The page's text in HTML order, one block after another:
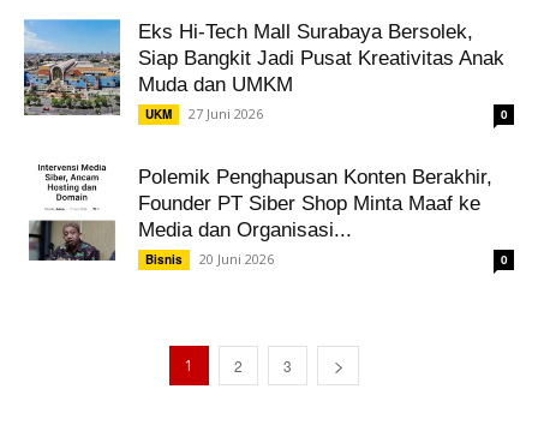
Eks Hi-Tech Mall Surabaya Bersolek,
Siap Bangkit Jadi Pusat Kreativitas Anak
Muda dan UMKM
UKM 27 Juni 2026 0
Polemik Penghapusan Konten Berakhir,
Founder PT Siber Shop Minta Maaf ke
Media dan Organisasi...
Bisnis 20 Juni 2026 0
1 2 3